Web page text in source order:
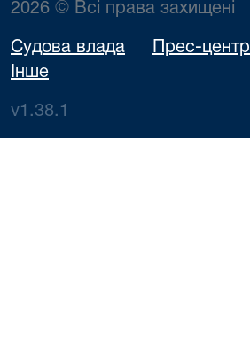
2026 © Всі права захищені
Судова влада Прес-центр
Інше
v1.38.1